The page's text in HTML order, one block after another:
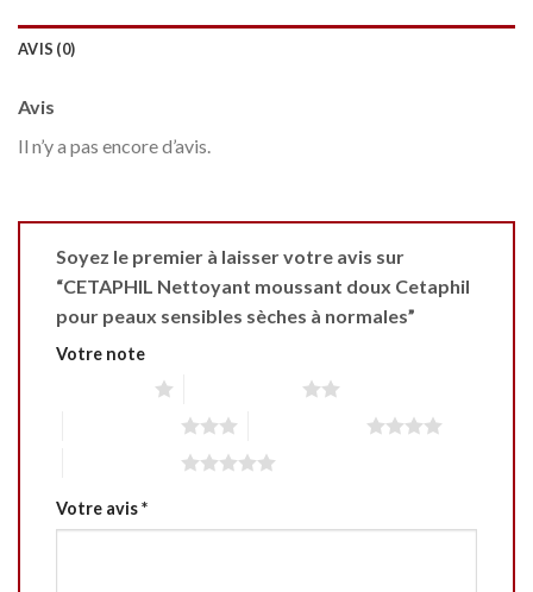
AVIS (0)
Avis
Il n’y a pas encore d’avis.
Soyez le premier à laisser votre avis sur
“CETAPHIL Nettoyant moussant doux Cetaphil
pour peaux sensibles sèches à normales”
Votre note
Votre avis*